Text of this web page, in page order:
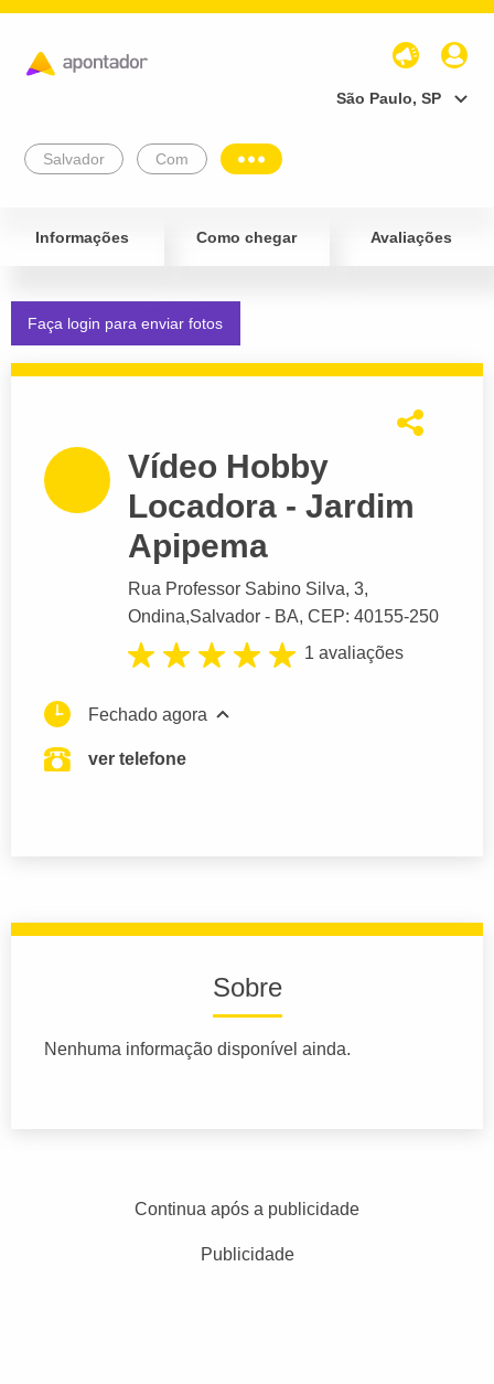
São Paulo, SP
Salvador Com
Informações Como chegar Avaliações
Faça login para enviar fotos
Vídeo Hobby
Locadora - Jardim
Apipema
Rua Professor Sabino Silva, 3,
Ondina,Salvador - BA, CEP: 40155-250
1 avaliações
Fechado agora
ver telefone
Sobre
Nenhuma informação disponível ainda.
Continua após a publicidade
Publicidade